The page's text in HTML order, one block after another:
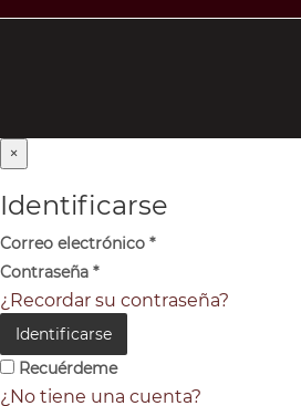
×
Identificarse
Correo electrónico *
Contraseña *
¿Recordar su contraseña?
Identificarse
Recuérdeme
¿No tiene una cuenta?